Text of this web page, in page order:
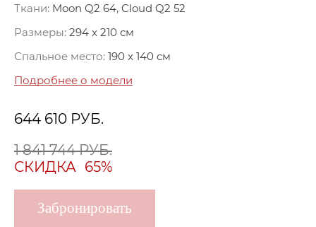
Ткани: Moon Q2 64, Cloud Q2 52
Размеры: 294 x 210 см
Спальное место: 190 x 140 см
Подробнее о модели
644 610 РУБ.
1 841 744 РУБ.
СКИДКА 65%
Забронировать